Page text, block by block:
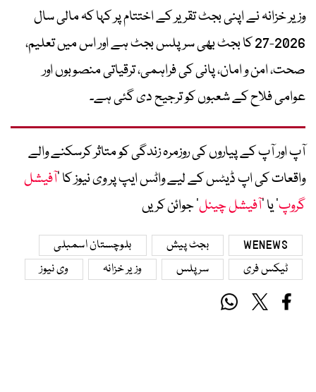
وزیر خزانہ نے اپنی بجٹ تقریر کے اختتام پر کہا کہ مالی سال
2026-27 کا بجٹ بھی سرپلس بجٹ ہے اور اس میں تعلیم،
صحت، امن و امان، پانی کی فراہمی، ترقیاتی منصوبوں اور
عوامی فلاح کے شعبوں کو ترجیح دی گئی ہے۔
آپ اور آپ کے پیاروں کی روزمرہ زندگی کو متاثر کرسکنے والے
واقعات کی اپ ڈیٹس کے لیے واٹس ایپ پر وی نیوز کا ’آفیشل
گروپ‘ یا ’آفیشل چینل‘ جوائن کریں
WENEWS بجٹ پیش
بلوچستان اسمبلی
ٹیکس فری
سرپلس وزیر خزانہ وی نیوز